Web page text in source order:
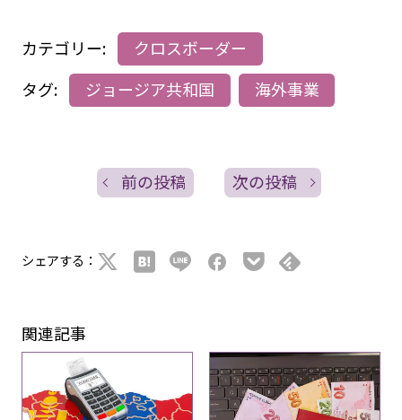
カテゴリー:
クロスボーダー
タグ:
ジョージア共和国 海外事業
前の投稿 次の投稿
シェアする：
関連記事